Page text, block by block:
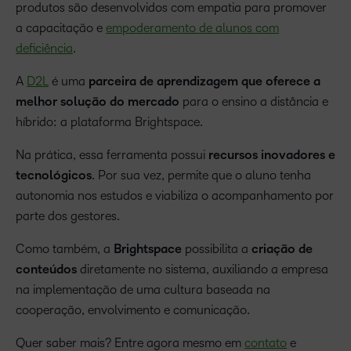
produtos são desenvolvidos com empatia para promover
a capacitação e empoderamento de alunos com
deficiência.
A D2L é uma parceira de aprendizagem que oferece a
melhor solução do mercado para o ensino a distância e
híbrido: a plataforma Brightspace.
Na prática, essa ferramenta possui recursos inovadores e
tecnológicos. Por sua vez, permite que o aluno tenha
autonomia nos estudos e viabiliza o acompanhamento por
parte dos gestores.
Como também, a Brightspace possibilita a criação de
conteúdos diretamente no sistema, auxiliando a empresa
na implementação de uma cultura baseada na
cooperação, envolvimento e comunicação.
Quer saber mais? Entre agora mesmo em contato e